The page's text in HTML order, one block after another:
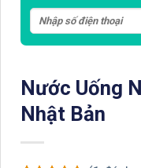
Nước Uống
Nhật Bản